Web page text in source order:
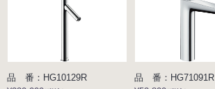
品 番：HG10129R
品 番：HG71091R